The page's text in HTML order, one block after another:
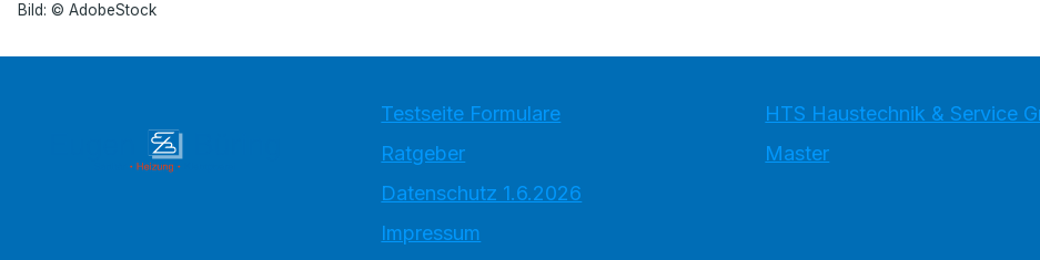
Bild: © AdobeStock
Testseite Formulare
Ratgeber
Datenschutz 1.6.2026
Impressum
HTS Haustechnik & Service
Master